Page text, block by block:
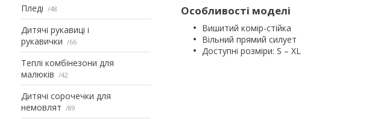
Пледі 48
Дитячі рукавиці і
рукавички
66
Теплі комбінезони для
малюків
42
Дитячі сорочечки для
немовлят
89
Особливості моделі
Вишитий комір-стійка
Вільний прямий силует
Доступні розміри: S – XL